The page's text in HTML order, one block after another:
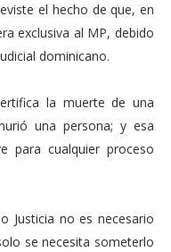
el hecho de que, en
exclusiva al MP, debido
dominicano.
la muerte de una
una persona; y esa
para cualquier proceso
Justicia no es necesario
se necesita someterlo